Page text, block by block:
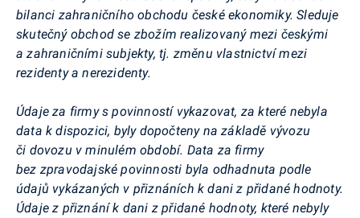
bilanci zahraničního obchodu české ekonomiky. Sleduje
skutečný obchod se zbožím realizovaný mezi českými
a zahraničními subjekty, tj. změnu vlastnictví mezi
rezidenty a nerezidenty.
Údaje za firmy s povinností vykazovat, za které nebyla
data k dispozici, byly dopočteny na základě vývozu
či dovozu v minulém období. Data za firmy
bez zpravodajské povinnosti byla odhadnuta podle
údajů vykázaných v přiznáních k dani z přidané hodnoty.
Údaje z přiznání k dani z přidané hodnoty, které nebyly